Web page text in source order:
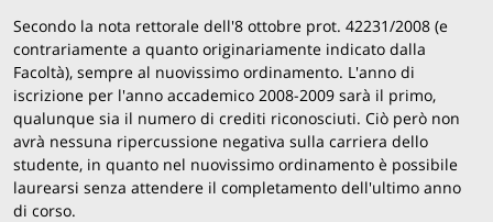
Secondo la nota rettorale dell'8 ottobre prot. 42231/2008 (e
contrariamente a quanto originariamente indicato dalla
Facoltà), sempre al nuovissimo ordinamento. L'anno di
iscrizione per l'anno accademico 2008-2009 sarà il primo,
qualunque sia il numero di crediti riconosciuti. Ciò però non
avrà nessuna ripercussione negativa sulla carriera dello
studente, in quanto nel nuovissimo ordinamento è possibile
laurearsi senza attendere il completamento dell'ultimo anno
di corso.